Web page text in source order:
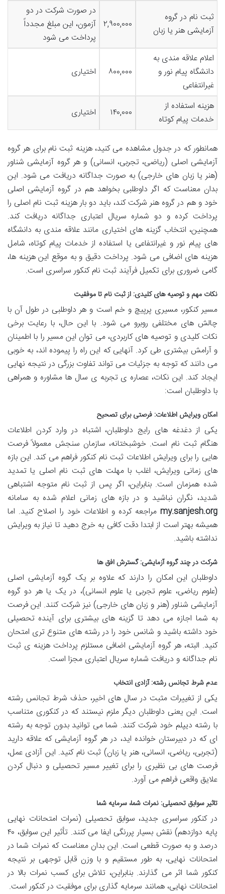
ثبت نام در گروه
آزمایشی هنر یا زبان
۲,۹۰۰,۰۰۰
در صورت شرکت در دو
آزمون، این مبلغ مجدداً
پرداخت می شود
اعلام علاقه مندی به
دانشگاه پیام نور و
غیرانتفاعی
۸۰۰,۰۰۰ اختیاری
هزینه استفاده از
خدمات پیام کوتاه
۱۴۰,۰۰۰ اختیاری
همانطور که در جدول مشاهده می کنید، هزینه ثبت نام برای هر گروه
آزمایشی اصلی (ریاضی، تجربی، انسانی) و هر گروه آزمایشی شناور
(هنر یا زبان های خارجی) به صورت جداگانه دریافت می شود. این
بدان معناست که اگر داوطلبی بخواهد هم در گروه آزمایشی اصلی
خود و هم در گروه هنر شرکت کند، باید دو بار هزینه ثبت نام اصلی را
پرداخت کرده و دو شماره سریال اعتباری جداگانه دریافت کند.
همچنین، انتخاب گزینه های اختیاری مانند علاقه مندی به دانشگاه
های پیام نور و غیرانتفاعی یا استفاده از خدمات پیام کوتاه، شامل
هزینه های اضافی می شود. پرداخت دقیق و به موقع این هزینه ها،
گامی ضروری برای تکمیل فرآیند ثبت نام کنکور سراسری است.
نکات مهم و توصیه های کلیدی: از ثبت نام تا موفقیت
مسیر کنکور، مسیری پرپیچ و خم است و هر داوطلبی در طول آن با
چالش های مختلفی روبرو می شود. با این حال، با رعایت برخی
نکات کلیدی و توصیه های کاربردی، می توان این مسیر را با اطمینان
و آرامش بیشتری طی کرد. آنهایی که این راه را پیموده اند، به خوبی
می دانند که توجه به جزئیات می تواند تفاوت بزرگی در نتیجه نهایی
ایجاد کند. این نکات، عصاره ی تجربه ی سال ها مشاوره و همراهی
با داوطلبان است:
امکان ویرایش اطلاعات: فرصتی برای تصحیح
یکی از دغدغه های رایج داوطلبان، اشتباه در وارد کردن اطلاعات
هنگام ثبت نام است. خوشبختانه، سازمان سنجش معمولاً فرصت
هایی را برای ویرایش اطلاعات ثبت نام کنکور فراهم می کند. این بازه
های زمانی ویرایش، اغلب با مهلت های ثبت نام اصلی یا تمدید
شده همزمان است. بنابراین، اگر پس از ثبت نام متوجه اشتباهی
شدید، نگران نباشید و در بازه های زمانی اعلام شده به سامانه
my.sanjesh.org مراجعه کرده و اطلاعات خود را اصلاح کنید. اما
همیشه بهتر است از ابتدا دقت کافی به خرج دهید تا نیاز به ویرایش
نداشته باشید.
شرکت در چند گروه آزمایشی: گسترش افق ها
داوطلبان این امکان را دارند که علاوه بر یک گروه آزمایشی اصلی
(علوم ریاضی، علوم تجربی یا علوم انسانی)، در یک یا هر دو گروه
آزمایشی شناور (هنر و زبان های خارجی) نیز شرکت کنند. این فرصت
به شما اجازه می دهد تا گزینه های بیشتری برای آینده تحصیلی
خود داشته باشید و شانس خود را در رشته های متنوع تری امتحان
کنید. البته، هر گروه آزمایشی اضافی مستلزم پرداخت هزینه ی ثبت
نام جداگانه و دریافت شماره سریال اعتباری مجزا است.
عدم شرط تجانس رشته: آزادی انتخاب
یکی از تغییرات مثبت در سال های اخیر، حذف شرط تجانس رشته
است. این یعنی داوطلبان دیگر ملزم نیستند که در کنکوری متناسب
با رشته دیپلم خود شرکت کنند. شما می توانید بدون توجه به رشته
ای که در دبیرستان خوانده اید، در هر گروه آزمایشی که علاقه دارید
(تجربی، ریاضی، انسانی، هنر یا زبان) ثبت نام کنید. این آزادی عمل،
فرصت های بی نظیری را برای تغییر مسیر تحصیلی و دنبال کردن
علایق واقعی فراهم می آورد.
تاثیر سوابق تحصیلی: نمرات شما، سرمایه شما
در کنکور سراسری جدید، سوابق تحصیلی (نمرات امتحانات نهایی
پایه دوازدهم) نقش بسیار پررنگی ایفا می کنند. تأثیر این سوابق، ۴۰
درصد و به صورت قطعی است. این بدان معناست که نمرات شما در
امتحانات نهایی، به طور مستقیم و با وزن قابل توجهی بر نتیجه
کنکور شما اثر می گذارند. بنابراین، تلاش برای کسب نمرات بالا در
امتحانات نهایی، همانند سرمایه گذاری برای موفقیت در کنکور است.